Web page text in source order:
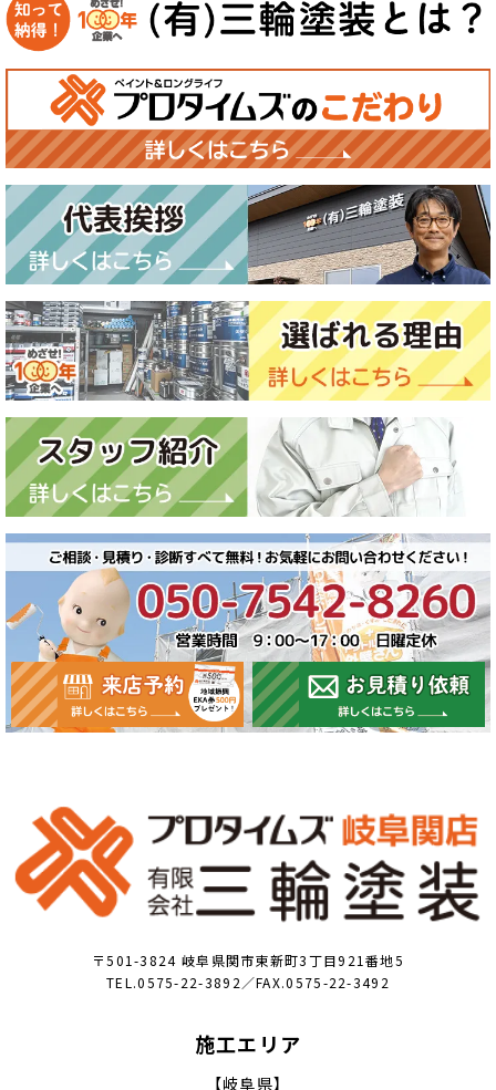
〒501-3824 岐阜県関市東新町3丁目921番地5
TEL.0575-22-3892／FAX.0575-22-3492
施工エリア
【岐阜県】